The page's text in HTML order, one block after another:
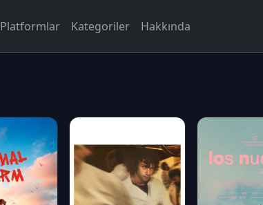
Platformlar Kategoriler Hakkında